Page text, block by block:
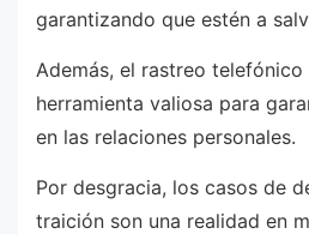
garantizando que estén a
Además, el rastreo telefónico
herramienta valiosa para
en las relaciones personales.
Por desgracia, los casos de
traición son una realidad en